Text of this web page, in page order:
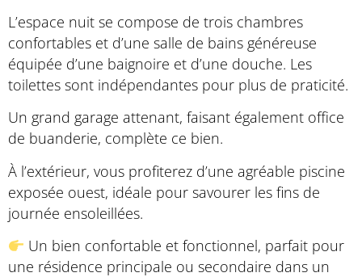
L’espace nuit se compose de trois chambres
confortables et d’une salle de bains généreuse
équipée d’une baignoire et d’une douche. Les
toilettes sont indépendantes pour plus de praticité.
Un grand garage attenant, faisant également office
de buanderie, complète ce bien.
À l’extérieur, vous profiterez d’une agréable piscine
exposée ouest, idéale pour savourer les fins de
journée ensoleillées.
Un bien confortable et fonctionnel, parfait pour
une résidence principale ou secondaire dans un